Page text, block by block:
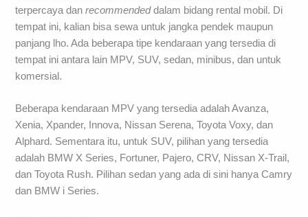
terpercaya danrecommendeddalam bidang rental mobil. Di
tempat ini, kalian bisa sewa untuk jangka pendek maupun
panjang lho. Ada beberapa tipe kendaraan yang tersedia di
tempat ini antara lain MPV, SUV, sedan, minibus, dan untuk
komersial.
Beberapa kendaraan MPV yang tersedia adalah Avanza,
Xenia, Xpander, Innova, Nissan Serena, Toyota Voxy, dan
Alphard. Sementara itu, untuk SUV, pilihan yang tersedia
adalah BMW X Series, Fortuner, Pajero, CRV, Nissan X-Trail,
dan Toyota Rush. Pilihan sedan yang ada di sini hanya Camry
dan BMW i Series.